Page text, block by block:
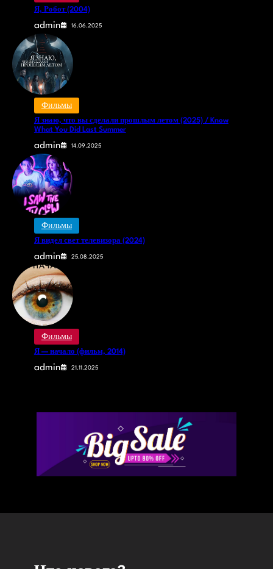
Я, Робот (2004)
admin 16.06.2025
Фильмы
Я знаю, что вы сделали прошлым летом (2025) / Know
What You Did Last Summer
admin 14.09.2025
Фильмы
Я видел свет телевизора (2024)
admin 25.08.2025
Фильмы
Я — начало (фильм, 2014)
admin 21.11.2025